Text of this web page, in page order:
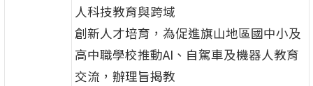
人科技教育與跨域
創新人才培育，為促進旗山地區國中小及
高中職學校推動AI、自駕車及機器人教育
交流，辦理旨揭教